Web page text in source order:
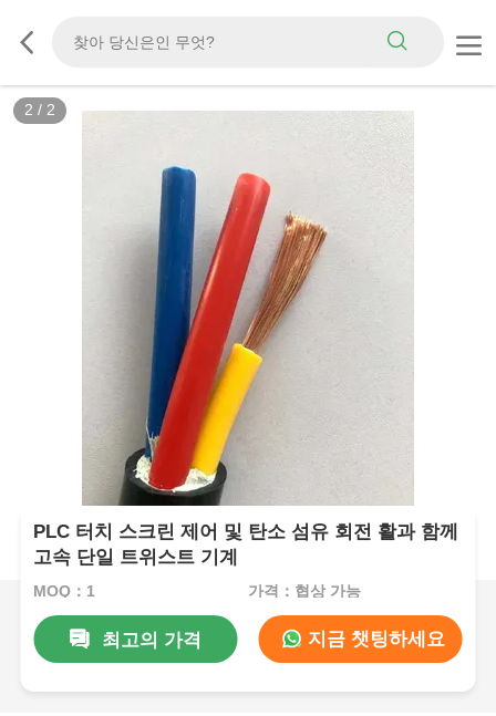
2 / 2
PLC 터치 스크린 제어 및 탄소 섬유 회전 활과 함께
고속 단일 트위스트 기계
MOQ：1 가격：협상 가능
최고의 가격 지금 챗팅하세요